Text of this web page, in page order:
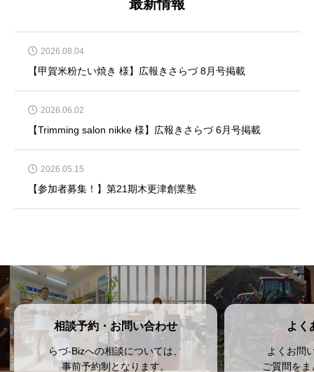
最新情報
2026.08.04
【甲賀米粉たい焼き 様】広報きさらづ 8月号掲載
2026.06.02
【Trimming salon nikke 様】広報きさらづ 6月号掲載
2026.05.15
【参加者募集！】第21期木更津創業塾
相談予約・お問い合わせ
らづ-Bizへの相談については、
事前予約制となります。
よく
よくお問
ご質問を